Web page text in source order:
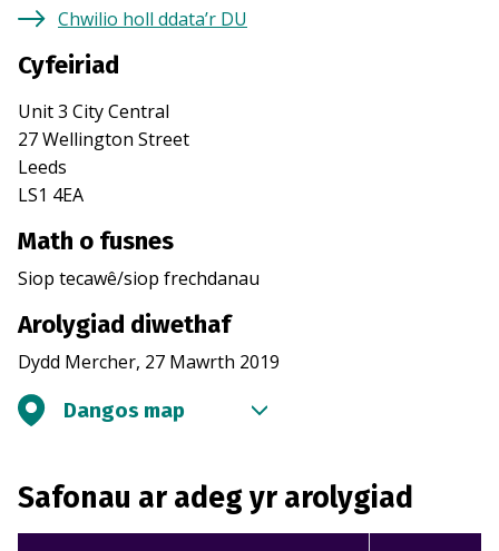
Chwilio holl ddata’r DU
Cyfeiriad
Unit 3 City Central
27 Wellington Street
Leeds
LS1 4EA
Math o fusnes
Siop tecawê/siop frechdanau
Arolygiad diwethaf
Dydd Mercher, 27 Mawrth 2019
Dangos map
Safonau ar adeg yr arolygiad